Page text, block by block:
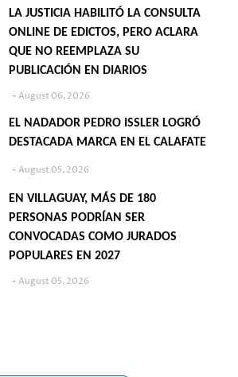
LA JUSTICIA HABILITÓ LA CONSULTA
ONLINE DE EDICTOS, PERO ACLARA
QUE NO REEMPLAZA SU
PUBLICACIÓN EN DIARIOS
August 06, 2026
EL NADADOR PEDRO ISSLER LOGRÓ
DESTACADA MARCA EN EL CALAFATE
August 05, 2026
EN VILLAGUAY, MÁS DE 180
PERSONAS PODRÍAN SER
CONVOCADAS COMO JURADOS
POPULARES EN 2027
August 05, 2026